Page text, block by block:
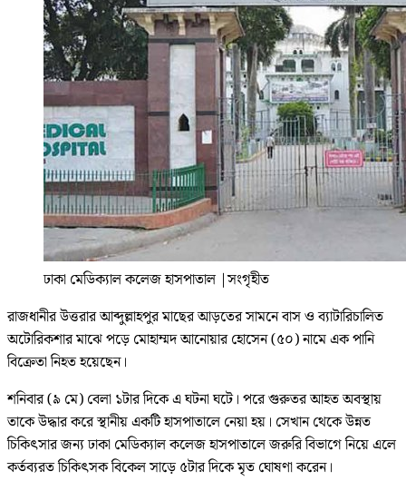
ঢাকা মেডিক্যাল কলেজ হাসপাতাল |সংগৃহীত
রাজধানীর উত্তরার আব্দুল্লাহপুর মাছের আড়তের সামনে বাস ও ব্যাটারিচালিত
অটোরিকশার মাঝে পড়ে মোহাম্মদ আনোয়ার হোসেন (৫০) নামে এক পানি
বিক্রেতা নিহত হয়েছেন।
শনিবার (৯ মে) বেলা ১টার দিকে এ ঘটনা ঘটে। পরে গুরুতর আহত অবস্থায়
তাকে উদ্ধার করে স্থানীয় একটি হাসপাতালে নেয়া হয়। সেখান থেকে উন্নত
চিকিৎসার জন্য ঢাকা মেডিক্যাল কলেজ হাসপাতালে জরুরি বিভাগে নিয়ে এলে
কর্তব্যরত চিকিৎসক বিকেল সাড়ে ৫টার দিকে মৃত ঘোষণা করেন।